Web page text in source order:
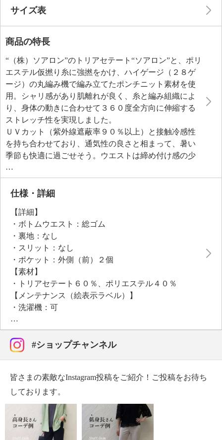
サイズ表
商品の特長
“（株）ソアロン”のトリアセテート“ソアロン”と、ポリ
エステル仮撚り糸に強撚をかけ、ハイゲージ（２８ゲ
ージ）の丸編み機で編み立てたポンチニット素材を使
用。シャリ感があり肌離れが良く、糸と編み組織によ
り、身体の動きに合わせて３６０度全方向に伸縮する
ストレッチ性を実現しました。
ＵＶカット（紫外線遮蔽率９０％以上）と接触冷感性
を持ち合わせており、通気性の良さと相まって、暑い
季節も快適に過ごせそう。ウエストは締め付け感の少
ない総ゴム仕様で楽な着用感ながら、ゴムじわやダボ
つきが目立ちにくく、すっきりとした印象。お腹とヒ
ップをやさしく包み込む、安心感のある股上に設定
がりに。
●目安対応身長：１６５〜１７０ｃｍ前後
●普段と同じサイズをおすすめ
仕様・詳細
【詳細】
・ボトムウエスト：総ゴム
・裏地：なし
・スリット：なし
・ポケット：外側（前）２個
【素材】
・トリアセテート６０％、ポリエステル４０％
【メンテナンス（絵表示ラベル）】
・洗濯機：可
・漂白処理：塩素系・酸素系漂白不可
・タンブル乾燥：不可
・自然乾燥：日陰の吊り干し
・アイロン仕上げ：可（低温）
【メンテナンス（ケアラベル）】
・長時間照射による変退色注意
・水や汗などによる色落ち、色移り注意
・摩擦による色落ち、色移り注意
・過度な力をかけない
・ネット使用
#ショップチャンネル
皆さまの素敵なInstagram投稿をご紹介！ご投稿をお待ち
しております。